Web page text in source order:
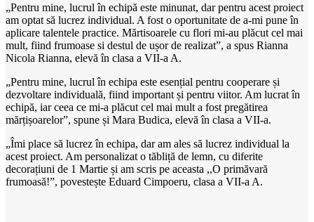
„Pentru mine, lucrul în echipă este minunat, dar pentru acest proiect
am optat să lucrez individual. A fost o oportunitate de a-mi pune în
aplicare talentele practice. Mărtisoarele cu flori mi-au plăcut cel mai
mult, fiind frumoase si destul de ușor de realizat”, a spus Rianna
Nicola Rianna, elevă în clasa a VII-a A.
„Pentru mine, lucrul în echipa este esențial pentru cooperare și
dezvoltare individuală, fiind important și pentru viitor. Am lucrat în
echipă, iar ceea ce mi-a plăcut cel mai mult a fost pregătirea
mărțișoarelor”, spune și Mara Budica, elevă în clasa a VII-a.
„Îmi place să lucrez în echipa, dar am ales să lucrez individual la
acest proiect. Am personalizat o tăbliță de lemn, cu diferite
decorațiuni de 1 Martie și am scris pe aceasta ,,O primăvară
frumoasă!”, povestește Eduard Cimpoeru, clasa a VII-a A.